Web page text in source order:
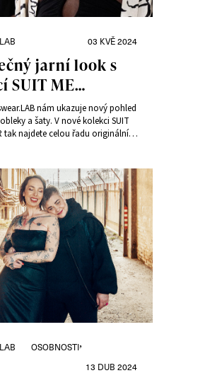
03 KVĚ 2024
jarní look s
SUIT ME
nám ukazuje nový pohled
a šaty. V nové kolekci SUIT
tak najdete celou řadu originálních
Rubriky:
,
OSOBNOSTI
13 DUB 2024